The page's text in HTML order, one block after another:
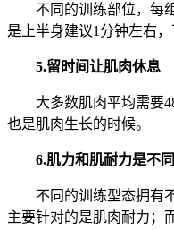
不同的训练部位，每组
是上半身建议1分钟左右
5.留时间让肌肉休息
大多数肌肉平均需要48
也是肌肉生长的时候。
6.肌力和肌耐力是不
不同的训练型态拥有不
主要针对的是肌肉耐力；